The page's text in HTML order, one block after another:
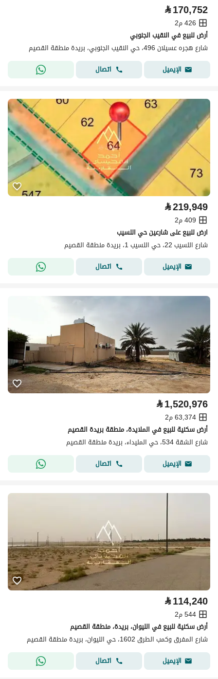
⃁170,752
426 م2
أرض للبيع في النقيب الجنوبي
شارع هجره عسيلان 496، حي النقيب الجنوبي، بريدة منطقة القصيم
الإيميل
اتصال
⃁219,949
409 م2
ارض للبيع على شارعين حي اللسيب
شارع اللسيب 22، حي اللسيب 1، بريدة منطقة القصيم
الإيميل
اتصال
⃁1,520,976
63,374 م2
أرض سكنية للبيع في الملايدة، منطقة بريدة القصيم
شارع الشقة 534، حي المليداء، بريدة منطقة القصيم
الإيميل
اتصال
⃁114,240
544 م2
أرض سكنية للبيع في الليوان، بريدة، منطقة القصيم
شارع المفرق وكمب الطرق 1602، حي الليوان، بريدة منطقة القصيم
الإيميل
اتصال